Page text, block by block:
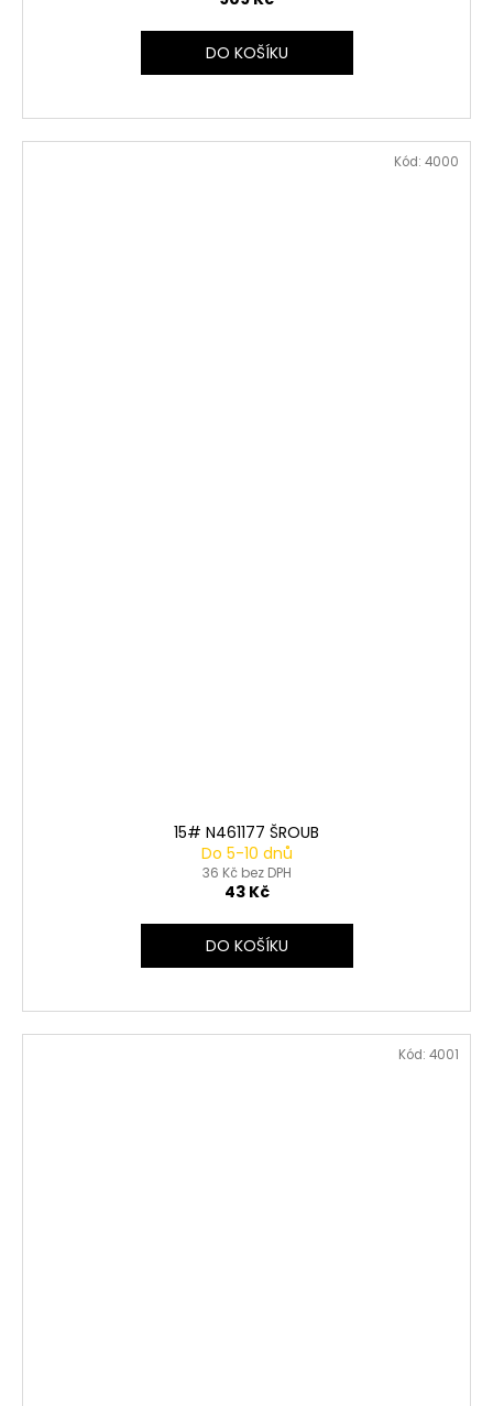
DO KOŠÍKU
15# N461177 ŠROUB
Do 5-10 dnů
36 Kč bez DPH
43 Kč
DO KOŠÍKU
Kód: 4000
Kód: 4001